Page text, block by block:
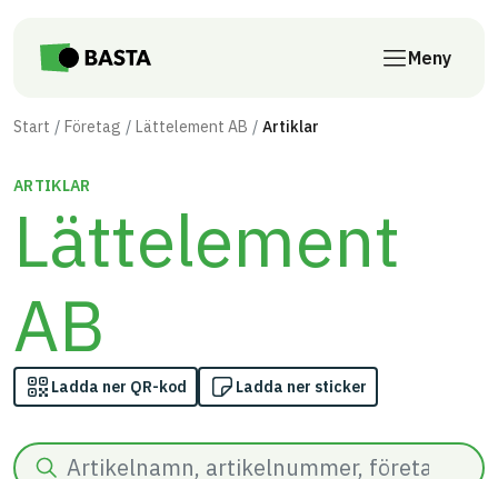
Meny
Start Företag Lättelement AB Artiklar
ARTIKLAR
Lättelement
AB
Ladda ner QR-kod Ladda ner sticker